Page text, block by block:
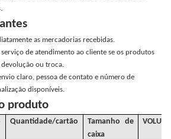
as mercadorias recebidas.
de atendimento ao cliente se os produtos
ou troca.
claro, pessoa de contato e número de
disponíveis.
produto
Quantidade/cartão
Tamanho de
caixa